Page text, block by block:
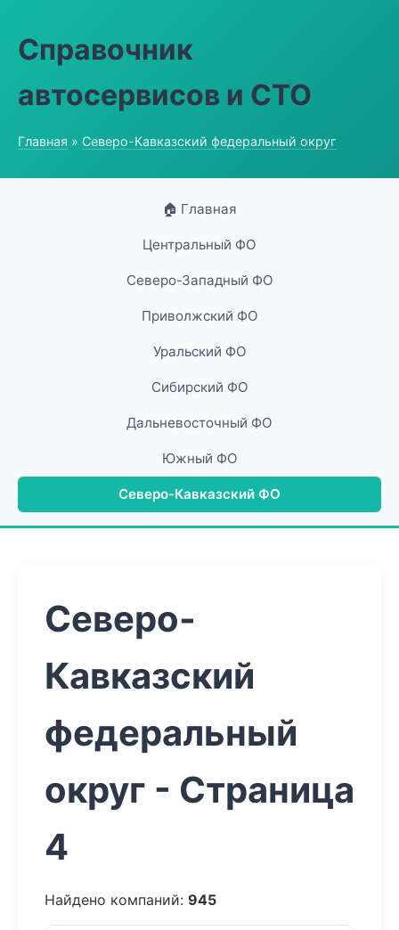
Справочник
автосервисов и СТО
Главная » Северо-Кавказский федеральный округ
🏠 Главная
Центральный ФО
Северо-Западный ФО
Приволжский ФО
Уральский ФО
Сибирский ФО
Дальневосточный ФО
Южный ФО
Северо-Кавказский ФО
Северо-
Кавказский
федеральный
округ - Страница
4
Найдено компаний: 945